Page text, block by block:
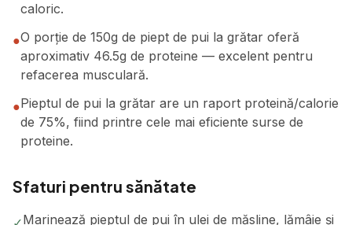
caloric.
●O porție de 150g de piept de pui la grătar oferă
aproximativ 46.5g de proteine — excelent pentru
refacerea musculară.
●Pieptul de pui la grătar are un raport proteină/calorie
de 75%, fiind printre cele mai eficiente surse de
proteine.
Sfaturi pentru sănătate
Marinează pieptul de pui în ulei de măsline, lămâie și